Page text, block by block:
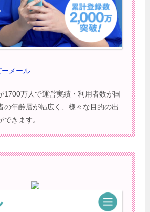
メール
1700万人で運営実績・利用者数が国
の年齢層が幅広く、様々な目的の出
きます。